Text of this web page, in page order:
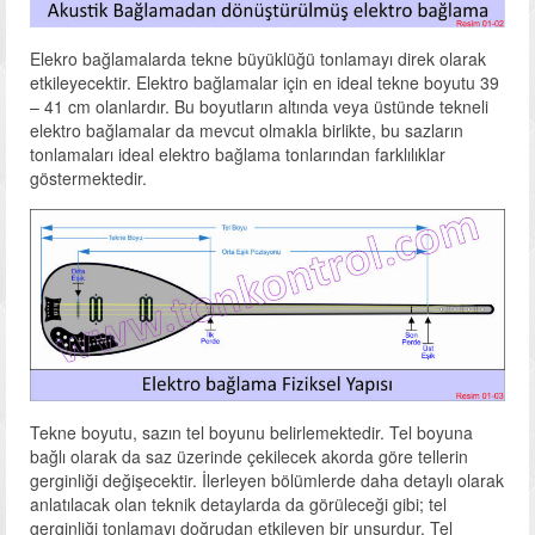
Elekro bağlamalarda tekne büyüklüğü tonlamayı direk olarak
etkileyecektir. Elektro bağlamalar için en ideal tekne boyutu 39
– 41 cm olanlardır. Bu boyutların altında veya üstünde tekneli
elektro bağlamalar da mevcut olmakla birlikte, bu sazların
tonlamaları ideal elektro bağlama tonlarından farklılıklar
göstermektedir.
Tekne boyutu, sazın tel boyunu belirlemektedir. Tel boyuna
bağlı olarak da saz üzerinde çekilecek akorda göre tellerin
gerginliği değişecektir. İlerleyen bölümlerde daha detaylı olarak
anlatılacak olan teknik detaylarda da görüleceği gibi; tel
gerginliği tonlamayı doğrudan etkileyen bir unsurdur. Tel